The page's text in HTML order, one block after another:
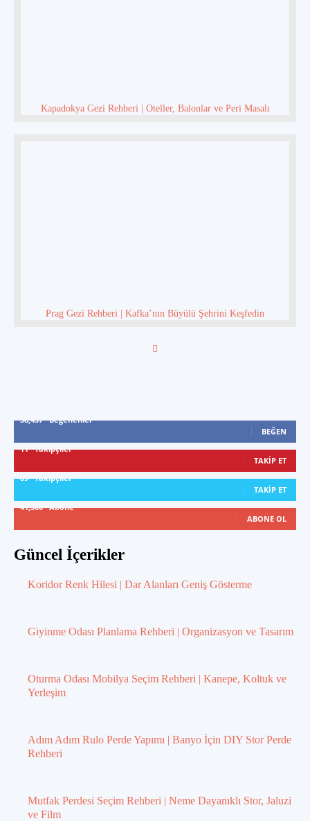
Kapadokya Gezi Rehberi | Oteller, Balonlar ve Peri Masalı
Prag Gezi Rehberi | Kafka’nın Büyülü Şehrini Keşfedin
38,437 Beğenenler
BEĞEN
11 Takipçiler
TAKIP ET
89 Takipçiler
TAKIP ET
41,300 Abone
ABONE OL
Güncel İçerikler
Koridor Renk Hilesi | Dar Alanları Geniş Gösterme
Giyinme Odası Planlama Rehberi | Organizasyon ve Tasarım
Oturma Odası Mobilya Seçim Rehberi | Kanepe, Koltuk ve
Yerleşim
Adım Adım Rulo Perde Yapımı | Banyo İçin DIY Stor Perde
Rehberi
Mutfak Perdesi Seçim Rehberi | Neme Dayanıklı Stor, Jaluzi
ve Film